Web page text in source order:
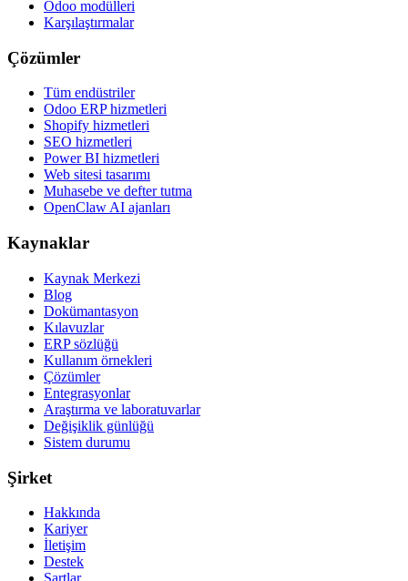
Odoo modülleri
Karşılaştırmalar
Çözümler
Tüm endüstriler
Odoo ERP hizmetleri
Shopify hizmetleri
SEO hizmetleri
Power BI hizmetleri
Web sitesi tasarımı
Muhasebe ve defter tutma
OpenClaw AI ajanları
Kaynaklar
Kaynak Merkezi
Blog
Dokümantasyon
Kılavuzlar
ERP sözlüğü
Kullanım örnekleri
Çözümler
Entegrasyonlar
Araştırma ve laboratuvarlar
Değişiklik günlüğü
Sistem durumu
Şirket
Hakkında
Kariyer
İletişim
Destek